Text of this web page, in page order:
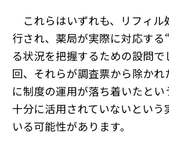
これらはいずれも、リフィル
行され、薬局が実際に対応する
る状況を把握するための設問
回、それらが調査票から除か
に制度の運用が落ち着いたと
十分に活用されていないという
いる可能性があります。